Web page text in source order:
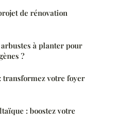
de rénovation
à planter pour
?
transformez votre foyer
: boostez votre